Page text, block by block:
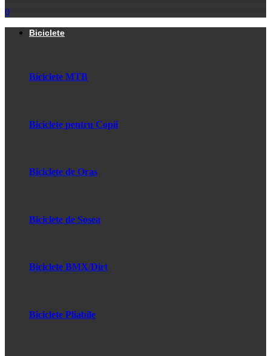
0
Biciclete
Biciclete MTB
Biciclete pentru Copii
Biciclete de Oras
Biciclete de Sosea
Biciclete BMX/Dirt
Biciclete Pliabile